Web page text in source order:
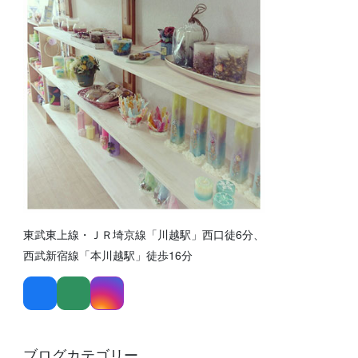
東武東上線・ＪＲ埼京線「川越駅」西口徒6分、
西武新宿線「本川越駅」徒歩16分
ブログカテゴリー